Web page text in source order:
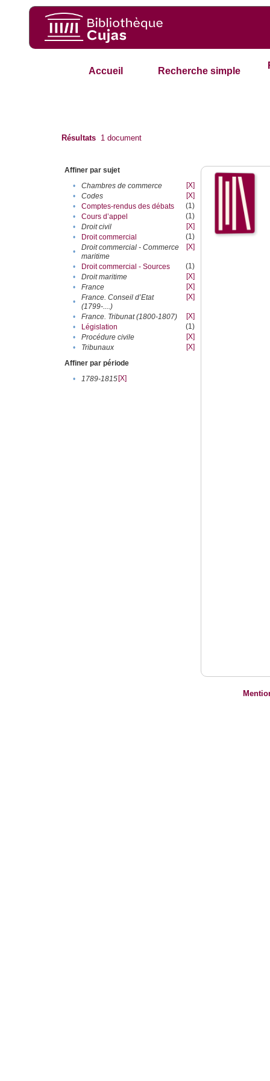
Accueil Recherche simple
Résultats 1 document
Affiner par sujet
•
Chambres de commerce
[X]
•
Codes
[X]
•
Comptes-rendus des débats
(1)
•
Cours d’appel
(1)
•
Droit civil
[X]
•
Droit commercial
(1)
•
Droit commercial - Commerce
maritime
[X]
• Droit commercial - Sources
(1)
•
Droit maritime
[X]
•
France
[X]
•
France. Conseil d’Etat
(1799-....)
[X]
• France. Tribunat (1800-1807)
[X]
•
Législation
(1)
•
Procédure civile
[X]
•
Tribunaux
[X]
Affiner par période
•
1789-1815[X]